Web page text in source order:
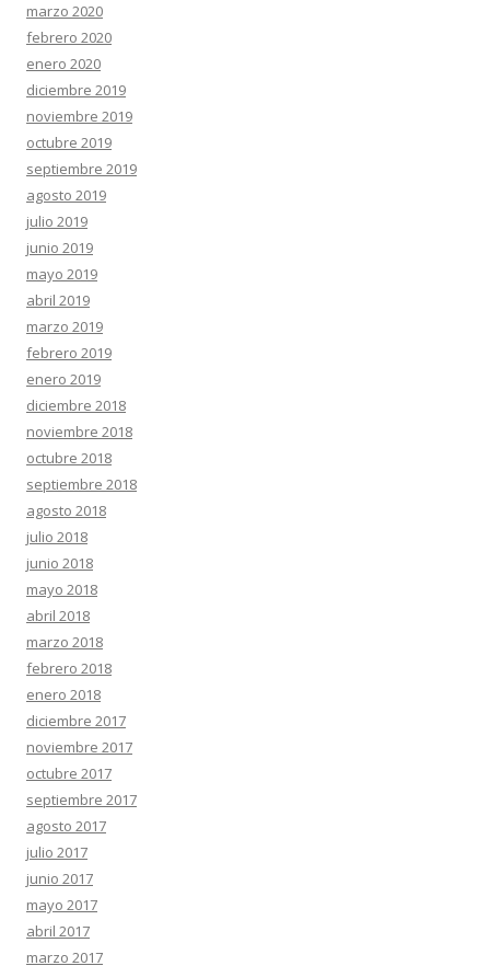
marzo 2020
febrero 2020
enero 2020
diciembre 2019
noviembre 2019
octubre 2019
septiembre 2019
agosto 2019
julio 2019
junio 2019
mayo 2019
abril 2019
marzo 2019
febrero 2019
enero 2019
diciembre 2018
noviembre 2018
octubre 2018
septiembre 2018
agosto 2018
julio 2018
junio 2018
mayo 2018
abril 2018
marzo 2018
febrero 2018
enero 2018
diciembre 2017
noviembre 2017
octubre 2017
septiembre 2017
agosto 2017
julio 2017
junio 2017
mayo 2017
abril 2017
marzo 2017